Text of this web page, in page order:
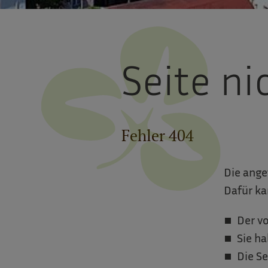
Seite
Fehler 404
Die
Dafür
Der
Sie
Die